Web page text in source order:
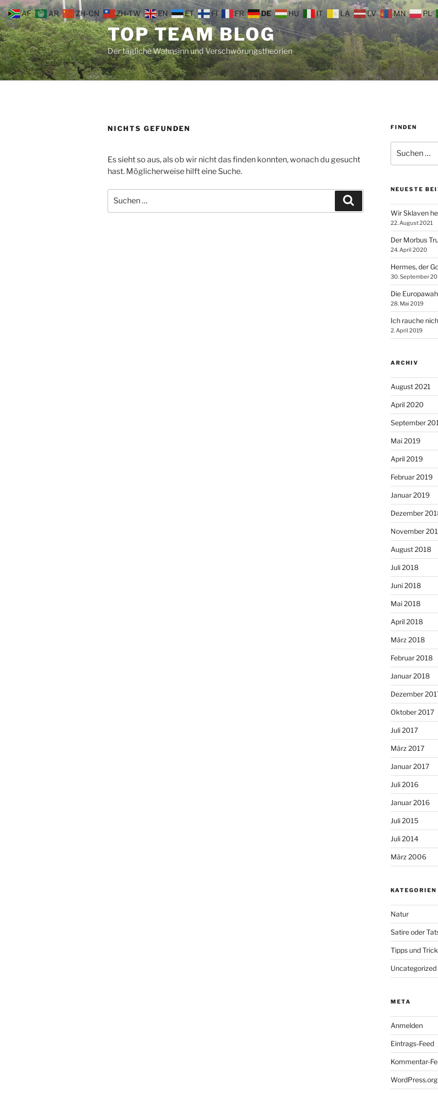
Zum
Inhalt
springen
TOP TEAM BLOG
Der tägliche Wahnsinn und Verschwörungstheorien
NICHTS GEFUNDEN
Es sieht so aus, als ob wir nicht das finden konnten, wonach du gesucht
hast. Möglicherweise hilft eine Suche.
nach:
FINDEN
nach:
NEUESTE
Wir Sklaven
22. August 2021
Der Morbus
24. April 2020
Hermes, der
30. September
Die
28. Mai 2019
Ich rauche
2. April 2019
ARCHIV
August 2021
April 2020
September
Mai 2019
April 2019
Februar 2019
Januar 2019
Dezember
November
August 2018
Juli 2018
Juni 2018
Mai 2018
April 2018
März 2018
Februar 2018
Januar 2018
Dezember
Oktober 2017
Juli 2017
März 2017
Januar 2017
Juli 2016
Januar 2016
Juli 2015
Juli 2014
März 2006
KATEGORIEN
Natur
Satire oder
Tipps und
Uncategorized
META
Anmelden
Eintrags-Feed
Kommentar-
WordPress.org
AF AR ZH-CN ZH-TW EN ET FI FR DE HU IT LA LV MN PL